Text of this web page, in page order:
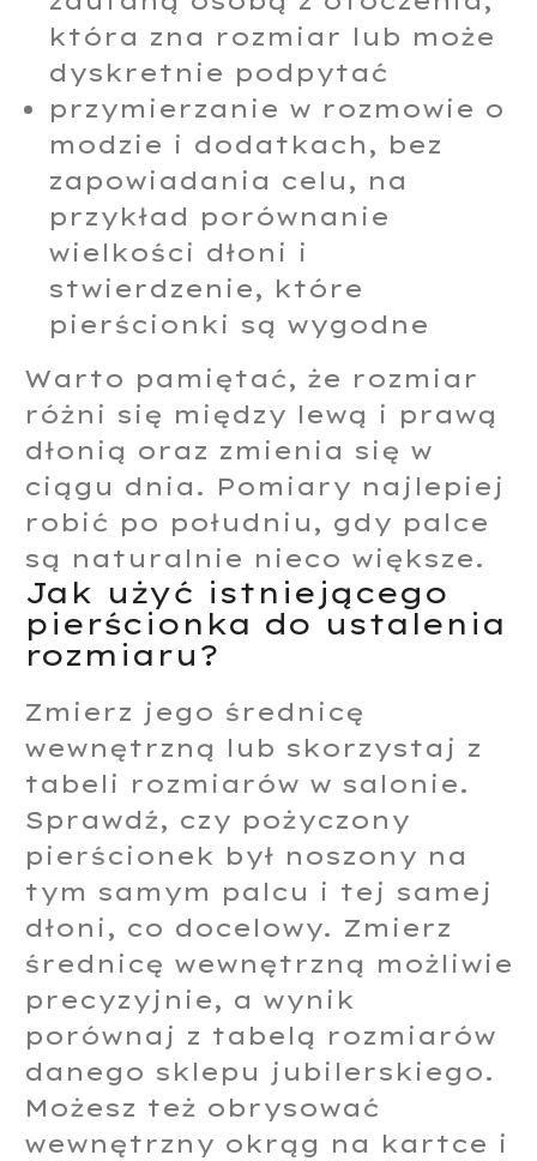
która zna rozmiar lub może
dyskretnie podpytać
przymierzanie w rozmowie o
modzie i dodatkach, bez
zapowiadania celu, na
przykład porównanie
wielkości dłoni i
stwierdzenie, które
pierścionki są wygodne
Warto pamiętać, że rozmiar
różni się między lewą i prawą
dłonią oraz zmienia się w
ciągu dnia. Pomiary najlepiej
robić po południu, gdy palce
są naturalnie nieco większe.
Jak użyć istniejącego
pierścionka do ustalenia
rozmiaru?
Zmierz jego średnicę
wewnętrzną lub skorzystaj z
tabeli rozmiarów w salonie.
Sprawdź, czy pożyczony
pierścionek był noszony na
tym samym palcu i tej samej
dłoni, co docelowy. Zmierz
średnicę wewnętrzną możliwie
precyzyjnie, a wynik
porównaj z tabelą rozmiarów
danego sklepu jubilerskiego.
Możesz też obrysować
wewnętrzny okrąg na kartce i